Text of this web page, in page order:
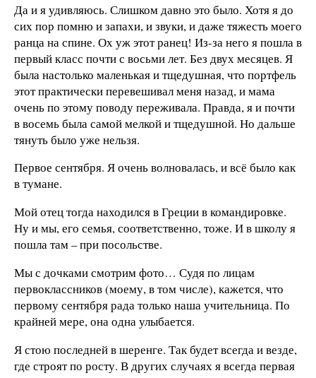
Да и я удивляюсь. Слишком давно это было. Хотя я до
сих пор помню и запахи, и звуки, и даже тяжесть моего
ранца на спине. Ох уж этот ранец! Из-за него я пошла в
первый класс почти с восьми лет. Без двух месяцев. Я
была настолько маленькая и тщедушная, что портфель
этот практически перевешивал меня назад, и мама
очень по этому поводу переживала. Правда, я и почти
в восемь была самой мелкой и тщедушной. Но дальше
тянуть было уже нельзя.
Первое сентября. Я очень волновалась, и всё было как
в тумане.
Мой отец тогда находился в Греции в командировке.
Ну и мы, его семья, соответственно, тоже. И в школу я
пошла там – при посольстве.
Мы с дочками смотрим фото… Судя по лицам
первоклассников (моему, в том числе), кажется, что
первому сентября рада только наша учительница. По
крайней мере, она одна улыбается.
Я стою последней в шеренге. Так будет всегда и везде,
где строят по росту. В других случаях я всегда первая